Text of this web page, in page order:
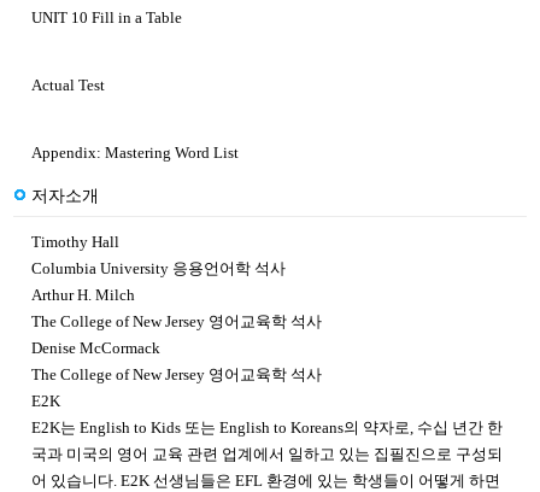
UNIT 10 Fill in a Table
Actual Test
Appendix: Mastering Word List
저자소개
Timothy Hall
Columbia University 응용언어학 석사
Arthur H. Milch
The College of New Jersey 영어교육학 석사
Denise McCormack
The College of New Jersey 영어교육학 석사
E2K
E2K는 English to Kids 또는 English to Koreans의 약자로, 수십 년간 한
국과 미국의 영어 교육 관련 업계에서 일하고 있는 집필진으로 구성되
어 있습니다. E2K 선생님들은 EFL 환경에 있는 학생들이 어떻게 하면